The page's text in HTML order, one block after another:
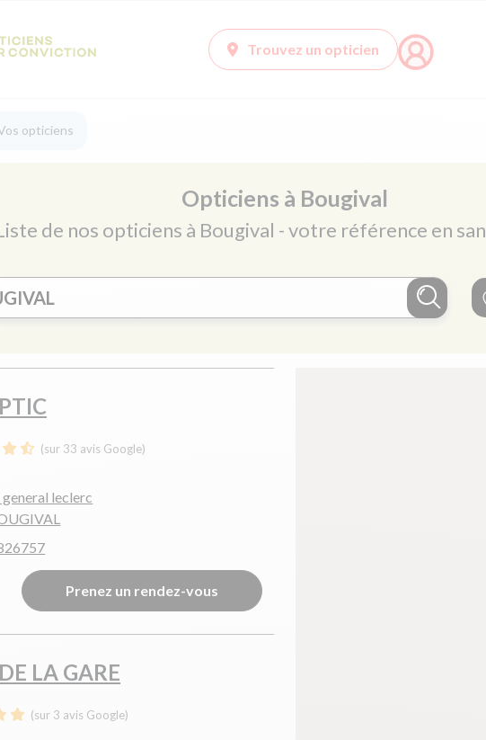
Trouvez un opticien
opticiens
Opticiens à Bougival
de nos opticiens à Bougival - votre référence en
(sur 33 avis Google)
general leclerc
Prenez un rendez-vous
LA GARE
(sur 3 avis Google)